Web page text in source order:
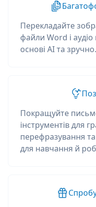
Перекладайте
файли Word і
основі AI та зручно.
Покращуйте
інструментів для
перефразування
для навчання й